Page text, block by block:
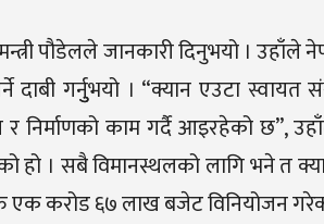
पौडेलले जानकारी दिनुभयो । उहाँले
दाबी गर्नुुभयो । “क्यान एउटा स्वायत
काम गर्दै आइरहेको छ”,
हो । सबै विमानस्थलको लागि भने त
रु एक करोड ६७ लाख बजेट विनियोजन